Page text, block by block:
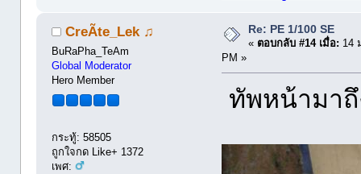
CreÃte_Lek ♫
BuRaPha_TeAm
Global Moderator
Hero Member
กระทู้: 58505
ถูกใจกด Like+ 1372
เพศ:
Re: PE 1/100 SE
« ตอบกลับ #14 เมื่อ: 14
PM »
ทัพหน้ามา